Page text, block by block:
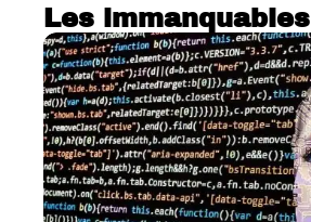
Les immanquables